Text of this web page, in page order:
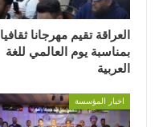
العراقة تقيم مهرجانا ثقافيا
بمناسبة يوم العالمي للغة
العربية
اخبار المؤسسة